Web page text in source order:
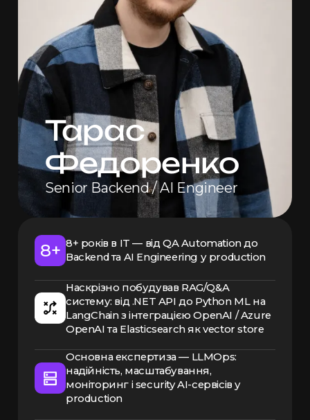
Тарас
Федоренко
Senior Backend / AI Engineer
8+ 8+ років в IT — від QA Automation до
Backend та AI Engineering у production
Наскрізно побудував RAG/Q&A
систему: від .NET API до Python ML на
LangChain з інтеграцією OpenAI / Azure
OpenAI та Elasticsearch як vector store
Основна експертиза — LLMOps:
надійність, масштабування,
моніторинг і security AI-сервісів у
production